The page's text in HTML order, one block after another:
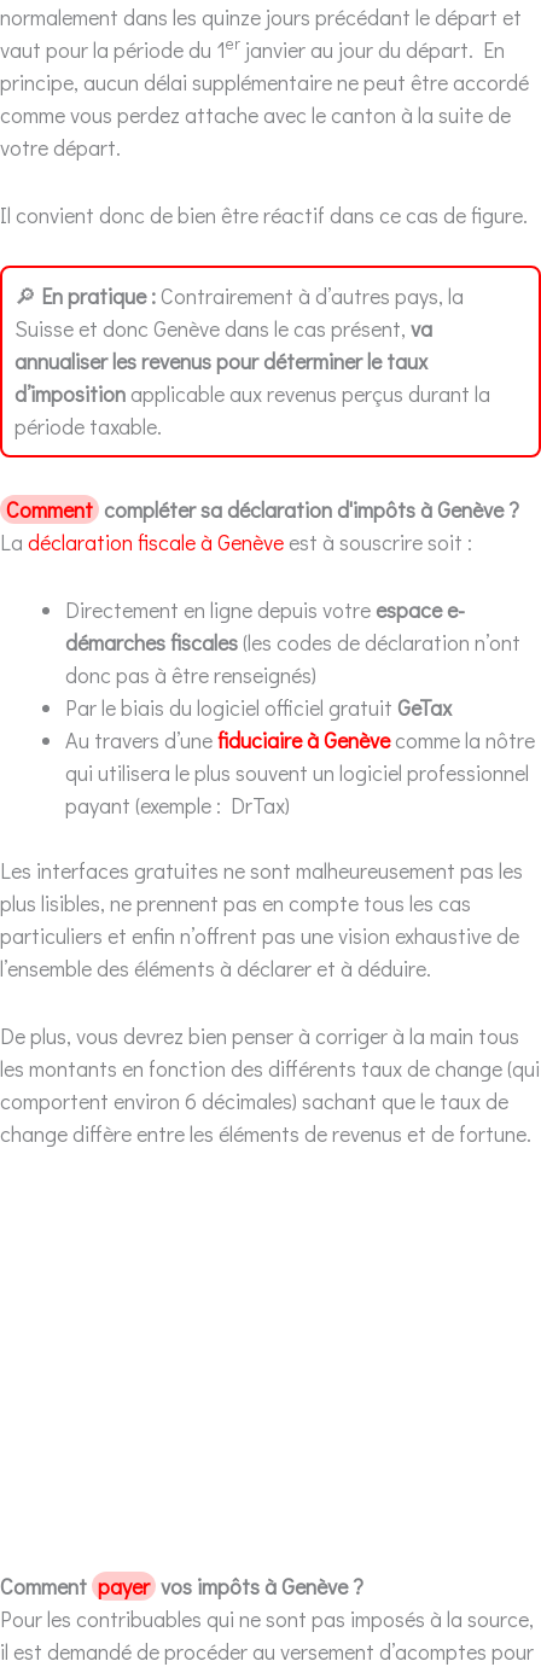
normalement dans les quinze jours précédant le départ et
vaut pour la période du 1er janvier au jour du départ. En
principe, aucun délai supplémentaire ne peut être accordé
comme vous perdez attache avec le canton à la suite de
votre départ.
Il convient donc de bien être réactif dans ce cas de figure.
🔎 En pratique : Contrairement à d’autres pays, la
Suisse et donc Genève dans le cas présent, va
annualiser les revenus pour déterminer le taux
d’imposition applicable aux revenus perçus durant la
période taxable.
Comment compléter sa déclaration d'impôts à Genève ?
La déclaration fiscale à Genève est à souscrire soit :
Directement en ligne depuis votre espace e-
démarches fiscales(les codes de déclaration n’ont
donc pas à être renseignés)
Par le biais du logiciel officiel gratuit GeTax
Au travers d’unefiduciaire à Genèvecomme la nôtre
qui utilisera le plus souvent un logiciel professionnel
payant (exemple : DrTax)
Les interfaces gratuites ne sont malheureusement pas les
plus lisibles, ne prennent pas en compte tous les cas
particuliers et enfin n’offrent pas une vision exhaustive de
l’ensemble des éléments à déclarer et à déduire.
De plus, vous devrez bien penser à corriger à la main tous
les montants en fonction des différents taux de change (qui
comportent environ 6 décimales) sachant que le taux de
change diffère entre les éléments de revenus et de fortune.
Comment payer vos impôts à Genève ?
Pour les contribuables qui ne sont pas imposés à la source,
il est demandé de procéder au versement d’acomptes pour